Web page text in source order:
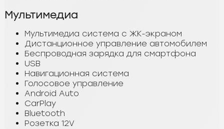
Мультимедиа
Мультимедиа система с ЖК-экраном
Дистанционное управление автомобилем
Беспроводная зарядка для смартфона
USB
Навигационная система
Голосовое управление
Android Auto
CarPlay
Bluetooth
Розетка 12V